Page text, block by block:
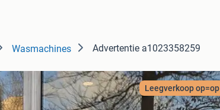
Wasmachines Advertentie a1023358259
Leegverkoop op=op